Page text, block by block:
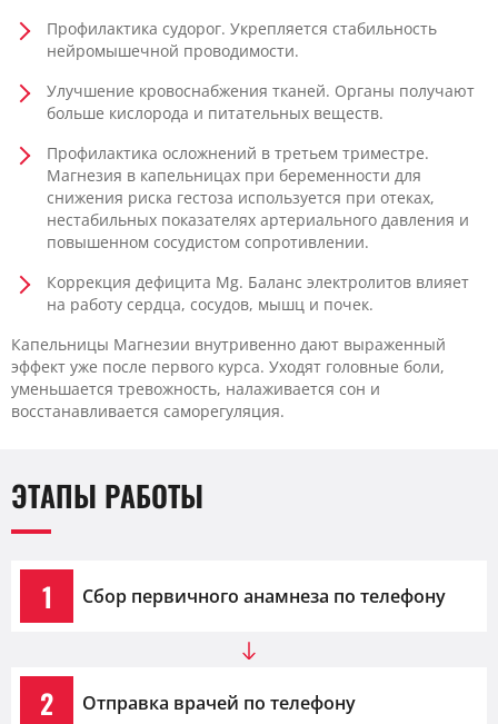
Профилактика судорог. Укрепляется стабильность
нейромышечной проводимости.
Улучшение кровоснабжения тканей. Органы получают
больше кислорода и питательных веществ.
Профилактика осложнений в третьем триместре.
Магнезия в капельницах при беременности для
снижения риска гестоза используется при отеках,
нестабильных показателях артериального давления и
повышенном сосудистом сопротивлении.
Коррекция дефицита Mg. Баланс электролитов влияет
на работу сердца, сосудов, мышц и почек.
Капельницы Магнезии внутривенно дают выраженный
эффект уже после первого курса. Уходят головные боли,
уменьшается тревожность, налаживается сон и
восстанавливается саморегуляция.
ЭТАПЫ РАБОТЫ
1 Сбор первичного анамнеза по телефону
2 Отправка врачей по телефону